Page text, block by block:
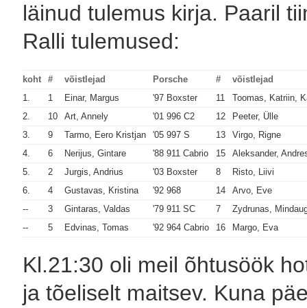
läinud tulemus kirja. Paaril
Ralli tulemused:
koht # võistlejad Porsche #
võistlejad
1.
1 Einar, Margus '97 Boxster 11
Toomas, Katriin,
2.
10 Art, Annely '01 996 C2 12
Peeter, Ülle
3.
9 Tarmo, Eero Kristjan '05 997 S 13
Virgo, Rigne
4.
6 Nerijus, Gintare '88 911 Cabrio 15
Aleksander,
5.
2 Jurgis, Andrius '03 Boxster 8
Risto, Liivi
6.
4 Gustavas, Kristina '92 968 14
Arvo, Eve
--
3 Gintaras, Valdas '79 911 SC 7
Zydrunas,
--
5 Edvinas, Tomas '92 964 Cabrio 16 Margo, Eva
Kl.21:30 oli meil õhtusöök
ja tõeliselt maitsev. Kuna